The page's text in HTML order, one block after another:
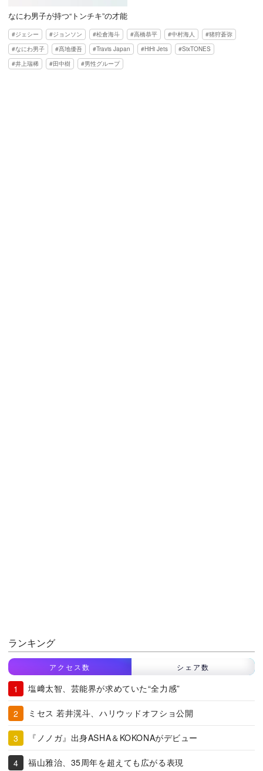
なにわ男子が持つ“トンチキ”の才能
ジェシー ジョンソン 松倉海斗 高橋恭平 中村海人
猪狩蒼弥
なにわ男子
髙地優吾 Travis Japan HiHi Jets
SixTONES
井上瑞稀
田中樹 男性グループ
ランキング
アクセス数 シェア数
塩﨑太智、芸能界が求めていた“全力感”
ミセス 若井滉斗、ハリウッドオフショ公開
『ノノガ』出身ASHA＆KOKONAがデビュー
福山雅治、35周年を超えても広がる表現